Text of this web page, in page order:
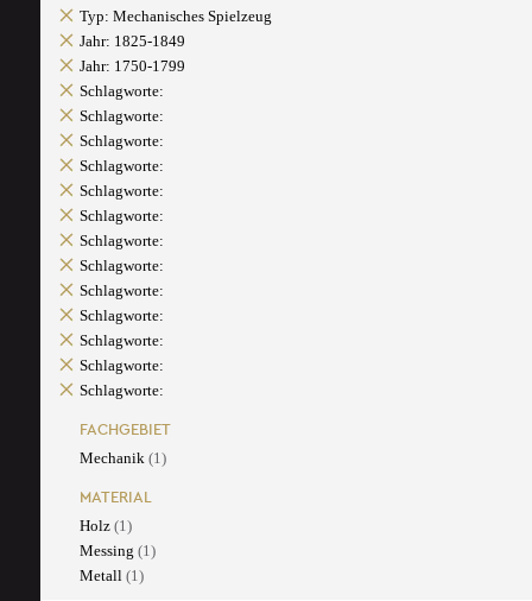
Typ: Mechanisches Spielzeug
Jahr: 1825-1849
Jahr: 1750-1799
Schlagworte:
Schlagworte:
Schlagworte:
Schlagworte:
Schlagworte:
Schlagworte:
Schlagworte:
Schlagworte:
Schlagworte:
Schlagworte:
Schlagworte:
Schlagworte:
Schlagworte:
FACHGEBIET
Mechanik (1)
MATERIAL
Holz (1)
Messing (1)
Metall (1)